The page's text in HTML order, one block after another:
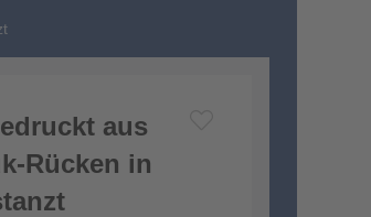
aus
Rücken in